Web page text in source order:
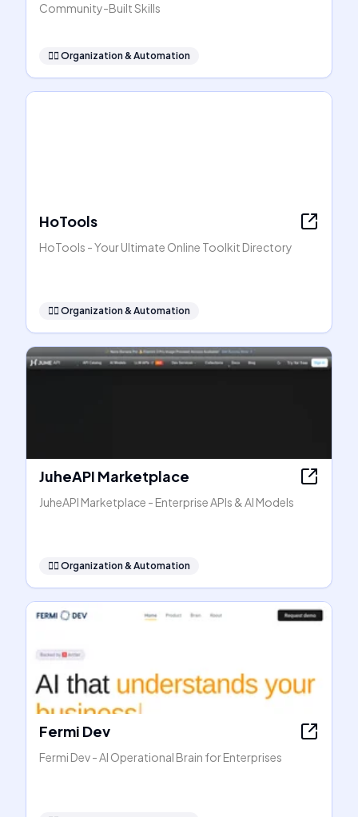
Community-Built Skills
🧞‍♂️ Organization & Automation
HoTools
HoTools - Your Ultimate Online Toolkit Directory
🧞‍♂️ Organization & Automation
JuheAPI Marketplace
JuheAPI Marketplace - Enterprise APIs & AI Models
🧞‍♂️ Organization & Automation
Fermi Dev
Fermi Dev - AI Operational Brain for Enterprises